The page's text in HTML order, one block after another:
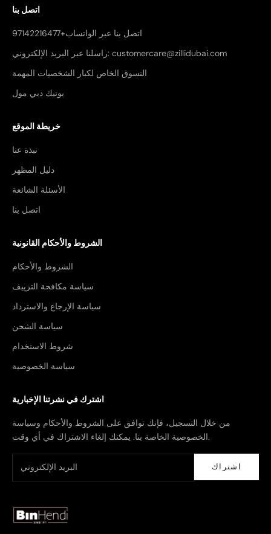
اتصل بنا
اتصل بنا عبر الواتساب+97142216477
راسلنا عبر البريد الإلكتروني: customercare@zillidubai.com
التسوق الخاص لكبار الشخصيات المهمة
بوتيك دبي مول
خريطة الموقع
نبذة عنا
دليل المظهر
الأسئلة الشائعة
اتصل بنا
الشروط والأحكام القانونية
الشروط والأحكام
سياسة مكافحة التزييف
سياسة الإرجاع والاسترداد
سياسة الشحن
شروط الاستخدام
سياسة الخصوصية
اشترك في نشرتنا الإخبارية
من خلال التسجيل، فإنك توافق على الشروط والأحكام وسياسة
الخصوصية الخاصة بنا. يمكنك إلغاء الاشتراك في أي وقت.
اشتراك